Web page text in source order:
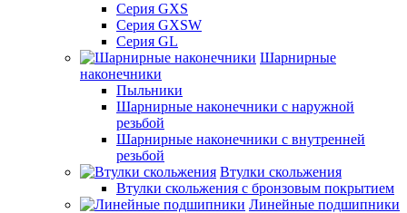
Серия GXS
Серия GXSW
Серия GL
Шарнирные
наконечники
Пыльники
Шарнирные наконечники с наружной
резьбой
Шарнирные наконечники с внутренней
резьбой
Втулки скольжения
Втулки скольжения с бронзовым покрытием
Линейные подшипники